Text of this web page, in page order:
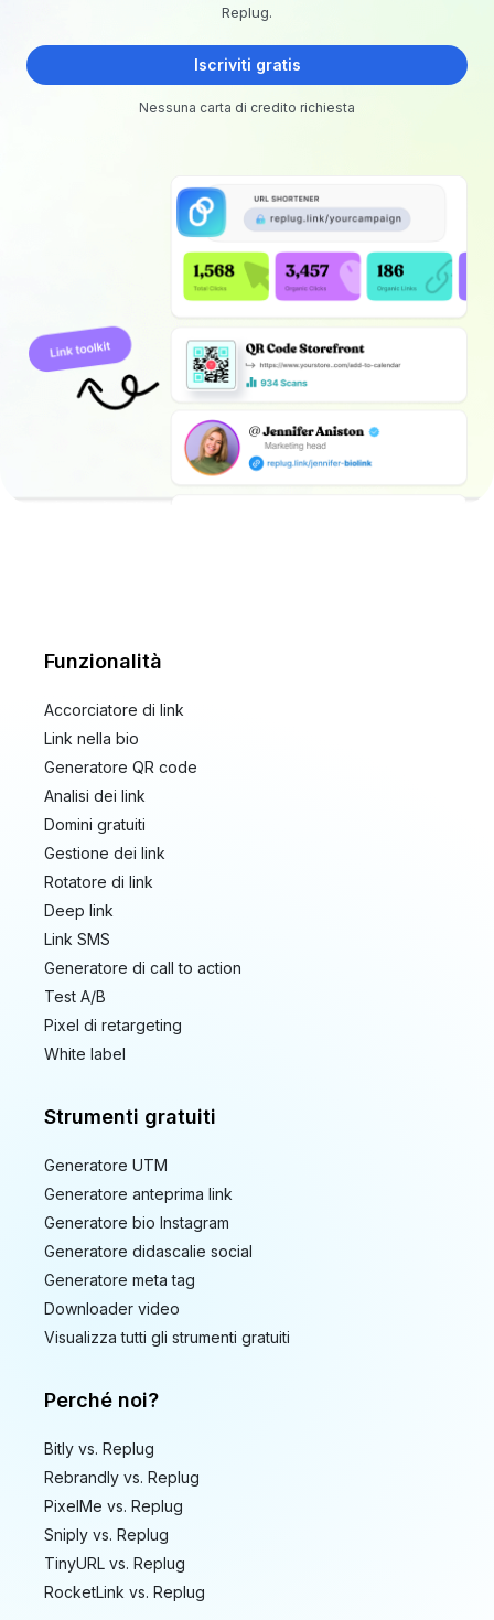
Replug.
Iscriviti gratis
Nessuna carta di credito richiesta
Funzionalità
Accorciatore di link
Link nella bio
Generatore QR code
Analisi dei link
Domini gratuiti
Gestione dei link
Rotatore di link
Deep link
Link SMS
Generatore di call to action
Test A/B
Pixel di retargeting
White label
Strumenti gratuiti
Generatore UTM
Generatore anteprima link
Generatore bio Instagram
Generatore didascalie social
Generatore meta tag
Downloader video
Visualizza tutti gli strumenti gratuiti
Perché noi?
Bitly vs. Replug
Rebrandly vs. Replug
PixelMe vs. Replug
Sniply vs. Replug
TinyURL vs. Replug
RocketLink vs. Replug